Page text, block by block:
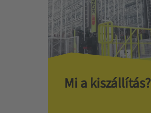
Mi a kiszállítás?